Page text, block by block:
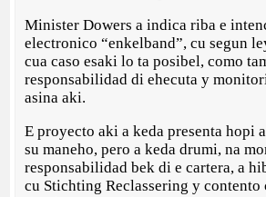
Minister Dowers a indica riba e
electronico “enkelband”, cu segun
cua caso esaki lo ta posibel, como
responsabilidad di ehecuta y
asina aki.
E proyecto aki a keda presenta hopi
su maneho, pero a keda drumi, na
responsabilidad bek di e cartera, a
cu Stichting Reclassering y contento